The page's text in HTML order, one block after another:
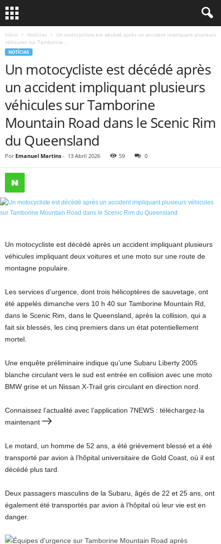
Início Notícias
Un motocycliste est décédé après un accident impliquant plusieurs
véhicules sur Tamborine...
NOTÍCIAS
Un motocycliste est décédé après
un accident impliquant plusieurs
véhicules sur Tamborine
Mountain Road dans le Scenic Rim
du Queensland
Por Emanuel Martins - 13 Abril 2026 59 0
Un motocycliste est décédé après un accident impliquant plusieurs
véhicules impliquant deux voitures et une moto sur une route de
montagne populaire.
Les services d’urgence, dont trois hélicoptères de sauvetage, ont
été appelés dimanche vers 10 h 40 sur Tamborine Mountain Rd,
dans le Scenic Rim, dans le Queensland, après la collision, qui a
fait six blessés, les cinq premiers dans un état potentiellement
mortel.
Une enquête préliminaire indique qu’une Subaru Liberty 2005
blanche circulant vers le sud est entrée en collision avec une moto
BMW grise et un Nissan X-Trail gris circulant en direction nord.
Connaissez l’actualité avec l’application 7NEWS : téléchargez-la
maintenant
Le motard, un homme de 52 ans, a été grièvement blessé et a été
transporté par avion à l’hôpital universitaire de Gold Coast, où il est
décédé plus tard.
Deux passagers masculins de la Subaru, âgés de 22 et 25 ans, ont
également été transportés par avion à l’hôpital où leur vie est en
danger.